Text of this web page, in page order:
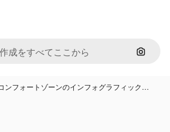
画像で
ンフォートゾーンのインフォグラフィック…